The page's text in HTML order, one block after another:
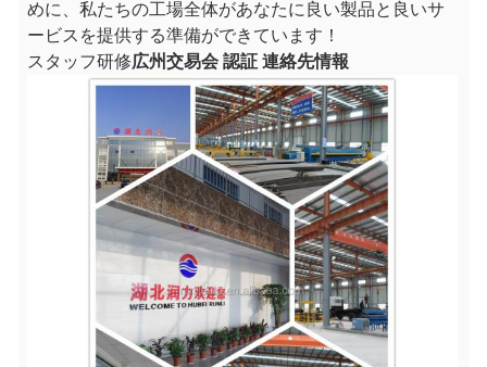
めに、私たちの工場全体があなたに良い製品と良いサ
ービスを提供する準備ができています！
スタッフ研修広州交易会 認証 連絡先情報